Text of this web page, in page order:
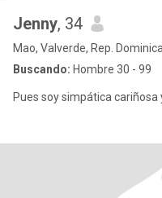
Jenny, 34
Mao, Valverde, Rep.
Buscando: Hombre 30 - 99
Pues soy simpática